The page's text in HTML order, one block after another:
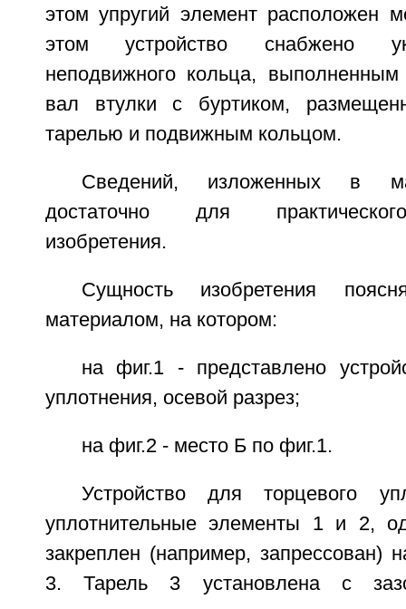
этом упругий элемент расположен
этом устройство снабжено
неподвижного кольца,
вал втулки с буртиком,
тарелью и подвижным кольцом.
Сведений, изложенных в
достаточно для
изобретения.
Сущность изобретения
материалом, на котором:
на фиг.1 - представлено
уплотнения, осевой разрез;
на фиг.2 - место Б по фиг.1.
Устройство для торцевого
уплотнительные элементы 1 и 2,
закреплен (например, запрессован)
3. Тарель 3 установлена с